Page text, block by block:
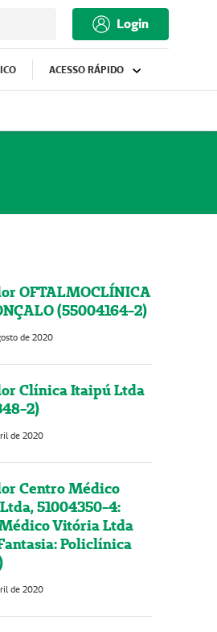
Login
ACESSO RÁPIDO
OFTALMOCLÍNICA
(55004164-2)
de 2020
Clínica Itaipú Ltda
2)
de 2020
Centro Médico
51004350-4:
Vitória Ltda
Policlínica
de 2020